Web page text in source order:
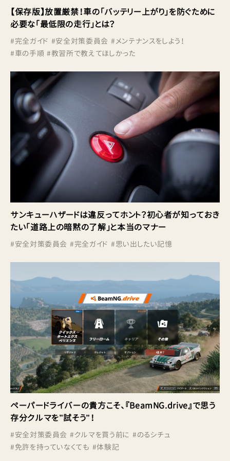
【保存版】放置厳禁！車の「バッテリー上がり」を防ぐために
必要な「最低限の走行」とは？
#完全ガイド #安全対策委員会 #メンテナンスをしよう！
#車の手順 #教習所で教えてほしかった
サンキューハザードは違反ってホント？初心者が知っておき
たい「道路上の暗黙の了解」と本当のマナー
#安全対策委員会 #完全ガイド #思い出したい記憶
ペーパードライバーの貴方こそ、『BeamNG.drive』で思う
存分クルマを”試そう”！
#安全対策委員会 #クルマを買う前に #のるシチュ
#免許を持っていなくても #体験記